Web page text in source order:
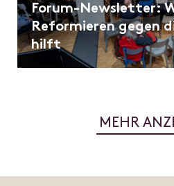
Forum-Newsletter:
Reformieren gegen
hilft
MEHR